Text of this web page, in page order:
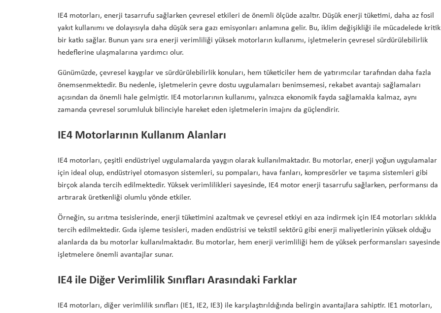
IE4 motorları, enerji tasarrufu sağlarken çevresel etkileri de önemli ölçüde azaltır. Düşük enerji tüketimi, daha az fosil
yakıt kullanımı ve dolayısıyla daha düşük sera gazı emisyonları anlamına gelir. Bu, iklim değişikliği ile mücadelede kritik
bir katkı sağlar. Bunun yanı sıra enerji verimliliği yüksek motorların kullanımı, işletmelerin çevresel sürdürülebilirlik
hedeflerine ulaşmalarına yardımcı olur.
Günümüzde, çevresel kaygılar ve sürdürülebilirlik konuları, hem tüketiciler hem de yatırımcılar tarafından daha fazla
önemsenmektedir. Bu nedenle, işletmelerin çevre dostu uygulamaları benimsemesi, rekabet avantajı sağlamaları
açısından da önemli hale gelmiştir. IE4 motorlarının kullanımı, yalnızca ekonomik fayda sağlamakla kalmaz, aynı
zamanda çevresel sorumluluk bilinciyle hareket eden işletmelerin imajını da güçlendirir.
IE4 Motorlarının Kullanım Alanları
IE4 motorları, çeşitli endüstriyel uygulamalarda yaygın olarak kullanılmaktadır. Bu motorlar, enerji yoğun uygulamalar
için ideal olup, endüstriyel otomasyon sistemleri, su pompaları, hava fanları, kompresörler ve taşıma sistemleri gibi
birçok alanda tercih edilmektedir. Yüksek verimlilikleri sayesinde, IE4 motor enerji tasarrufu sağlarken, performansı da
artırarak üretkenliği olumlu yönde etkiler.
Örneğin, su arıtma tesislerinde, enerji tüketimini azaltmak ve çevresel etkiyi en aza indirmek için IE4 motorları sıklıkla
tercih edilmektedir. Gıda işleme tesisleri, maden endüstrisi ve tekstil sektörü gibi enerji maliyetlerinin yüksek olduğu
alanlarda da bu motorlar kullanılmaktadır. Bu motorlar, hem enerji verimliliği hem de yüksek performansları sayesinde
işletmelere önemli avantajlar sunar.
IE4 ile Diğer Verimlilik Sınıfları Arasındaki Farklar
IE4 motorları, diğer verimlilik sınıfları (IE1, IE2, IE3) ile karşılaştırıldığında belirgin avantajlara sahiptir. IE1 motorları,